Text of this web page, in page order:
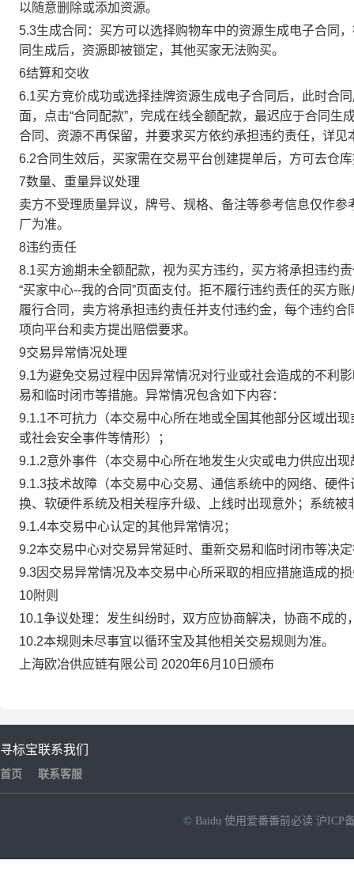
以随意删除或添加资源。
5.3生成合同：买方可以选择购物车中的资源生成电子合同
同生成后，资源即被锁定，其他买家无法购买。
6结算和交收
6.1买方竞价成功或选择挂牌资源生成电子合同后，此时合
面，点击“合同配款”，完成在线全额配款，最迟应于合同
合同、资源不再保留，并要求买方依约承担违约责任，详见
6.2合同生效后，买家需在交易平台创建提单后，方可去仓
7数量、重量异议处理
卖方不受理质量异议，牌号、规格、备注等参考信息仅作
厂为准。
8违约责任
8.1买方逾期未全额配款，视为买方违约，买方将承担违约
“买家中心--我的合同”页面支付。拒不履行违约责任的买方
履行合同，卖方将承担违约责任并支付违约金，每个违约
项向平台和卖方提出赔偿要求。
9交易异常情况处理
9.1为避免交易过程中因异常情况对行业或社会造成的不利
易和临时闭市等措施。异常情况包含如下内容：
9.1.1不可抗力（本交易中心所在地或全国其他部分区域出
或社会安全事件等情形）；
9.1.2意外事件（本交易中心所在地发生火灾或电力供应出
9.1.3技术故障（本交易中心交易、通信系统中的网络、硬
换、软硬件系统及相关程序升级、上线时出现意外；系统
9.1.4本交易中心认定的其他异常情况；
9.2本交易中心对交易异常延时、重新交易和临时闭市等决
9.3因交易异常情况及本交易中心所采取的相应措施造成的
10附则
10.1争议处理：发生纠纷时，双方应协商解决，协商不成
10.2本规则未尽事宜以循环宝及其他相关交易规则为准。
上海欧冶供应链有限公司 2020年6月10日颁布
寻标宝
首页
联系我们
联系客服
© Baidu 使用爱番番前必读 沪ICP